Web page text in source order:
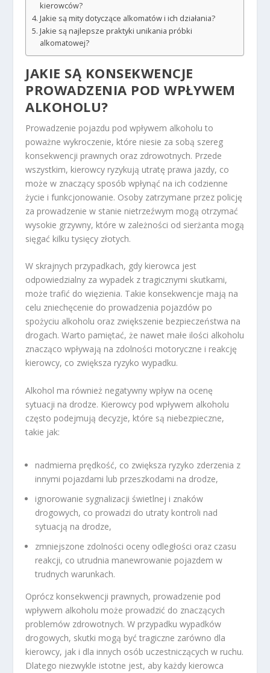
kierowców?
Jakie są mity dotyczące alkomatów i ich działania?
Jakie są najlepsze praktyki unikania próbki
alkomatowej?
JAKIE SĄ KONSEKWENCJE
PROWADZENIA POD WPŁYWEM
ALKOHOLU?
Prowadzenie pojazdu pod wpływem alkoholu to
poważne wykroczenie, które niesie za sobą szereg
konsekwencji prawnych oraz zdrowotnych. Przede
wszystkim, kierowcy ryzykują utratę prawa jazdy, co
może w znaczący sposób wpłynąć na ich codzienne
życie i funkcjonowanie. Osoby zatrzymane przez policję
za prowadzenie w stanie nietrzeźwym mogą otrzymać
wysokie grzywny, które w zależności od sierżanta mogą
sięgać kilku tysięcy złotych.
W skrajnych przypadkach, gdy kierowca jest
odpowiedzialny za wypadek z tragicznymi skutkami,
może trafić do więzienia. Takie konsekwencje mają na
celu zniechęcenie do prowadzenia pojazdów po
spożyciu alkoholu oraz zwiększenie bezpieczeństwa na
drogach. Warto pamiętać, że nawet małe ilości alkoholu
znacząco wpływają na zdolności motoryczne i reakcję
kierowcy, co zwiększa ryzyko wypadku.
Alkohol ma również negatywny wpływ na ocenę
sytuacji na drodze. Kierowcy pod wpływem alkoholu
często podejmują decyzje, które są niebezpieczne,
takie jak:
nadmierna prędkość, co zwiększa ryzyko zderzenia z
innymi pojazdami lub przeszkodami na drodze,
ignorowanie sygnalizacji świetlnej i znaków
drogowych, co prowadzi do utraty kontroli nad
sytuacją na drodze,
zmniejszone zdolności oceny odległości oraz czasu
reakcji, co utrudnia manewrowanie pojazdem w
trudnych warunkach.
Oprócz konsekwencji prawnych, prowadzenie pod
wpływem alkoholu może prowadzić do znaczących
problemów zdrowotnych. W przypadku wypadków
drogowych, skutki mogą być tragiczne zarówno dla
kierowcy, jak i dla innych osób uczestniczących w ruchu.
Dlatego niezwykle istotne jest, aby każdy kierowca